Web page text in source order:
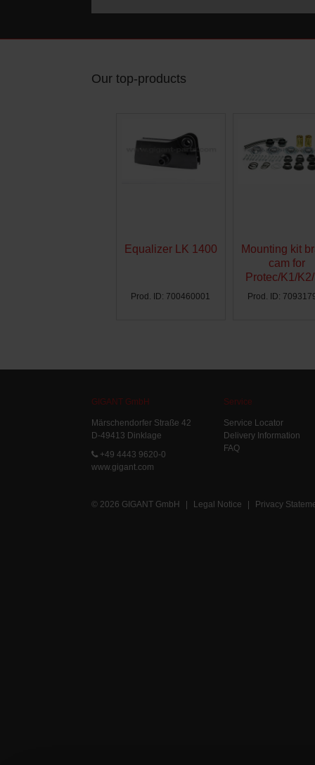
Our top-products
Equalizer LK 1400
Prod. ID: 700460001
Mounting kit
cam for
Protec/K1/
Ø300 -
Prod. ID:
GIGANT GmbH
Märschendorfer Straße 42
D-49413 Dinklage
+49 4443 9620-0
www.gigant.com
Service
Service Locator
Delivery Information
FAQ
© 2026 GIGANT GmbH | Legal Notice | Privacy